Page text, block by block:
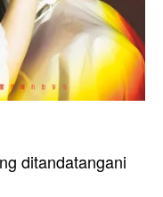
ditandatangani